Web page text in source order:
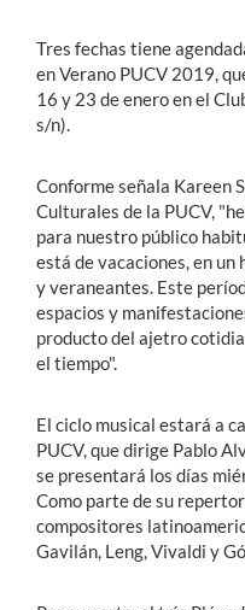
Tres fechas tiene
en Verano PUCV 2019,
16 y 23 de enero en el
s/n).
Conforme señala Kareen
Culturales de la PUCV,
para nuestro público
está de vacaciones, en
y veraneantes. Este
espacios y
producto del ajetro
el tiempo".
El ciclo musical estará a
PUCV, que dirige Pablo
se presentará los días
Como parte de su
compositores
Gavilán, Leng, Vivaldi y